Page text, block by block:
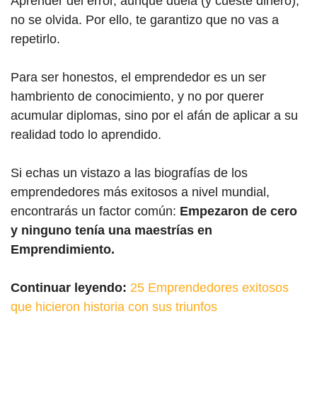
no se olvida. Por ello, te garantizo que no vas a
repetirlo.
Para ser honestos, el emprendedor es un ser
hambriento de conocimiento, y no por querer
acumular diplomas, sino por el afán de aplicar a su
realidad todo lo aprendido.
Si echas un vistazo a las biografías de los
emprendedores más exitosos a nivel mundial,
encontrarás un factor común: Empezaron de cero
y ninguno tenía una maestrías en
Emprendimiento.
Continuar leyendo: 25 Emprendedores exitosos
que hicieron historia con sus triunfos